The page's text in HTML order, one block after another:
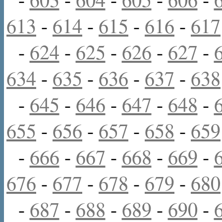
613 - 614 - 615 - 616 - 617
- 624 - 625 - 626 - 627 -
634 - 635 - 636 - 637 - 638
- 645 - 646 - 647 - 648 -
655 - 656 - 657 - 658 - 659
- 666 - 667 - 668 - 669 -
676 - 677 - 678 - 679 - 680
- 687 - 688 - 689 - 690 -